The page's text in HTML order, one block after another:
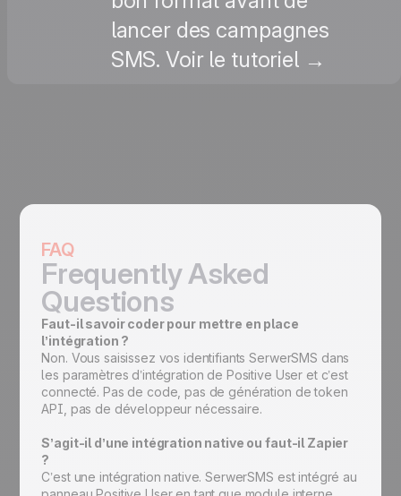
lancer des campagnes
SMS. Voir le tutoriel →
FAQ
Frequently Asked
Questions
Faut-il savoir coder pour mettre en place
l’intégration ?
Non. Vous saisissez vos identifiants SerwerSMS dans
les paramètres d’intégration de Positive User et c’est
connecté. Pas de code, pas de génération de token
API, pas de développeur nécessaire.
S’agit-il d’une intégration native ou faut-il Zapier
?
C’est une intégration native. SerwerSMS est intégré au